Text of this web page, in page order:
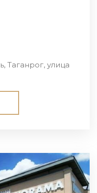
Таганрог, улица